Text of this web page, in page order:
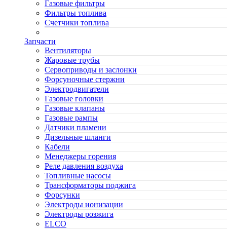
Газовые фильтры
Фильтры топлива
Счетчики топлива
Запчасти
Вентиляторы
Жаровые трубы
Сервоприводы и заслонки
Форсуночные стержни
Электродвигатели
Газовые головки
Газовые клапаны
Газовые рампы
Датчики пламени
Дизельные шланги
Кабели
Менеджеры горения
Реле давления воздуха
Топливные насосы
Трансформаторы поджига
Форсунки
Электроды ионизации
Электроды розжига
ELCO